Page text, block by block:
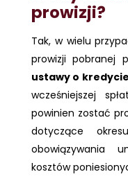
prowizji?
Tak, w wielu
prowizji pobranej
ustawy o
wcześniejszej
powinien zostać
dotyczące
obowiązywania
kosztów